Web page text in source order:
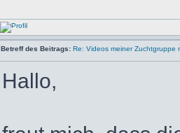
Betreff des Beitrags: Re: Videos meiner Zuchtgruppe
Hallo,